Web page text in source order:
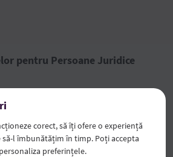
pentru Persoane Juridice
valoare
corect, să îți ofere o experiență
să-l îmbunătățim în timp. Poți accepta
preferințele.